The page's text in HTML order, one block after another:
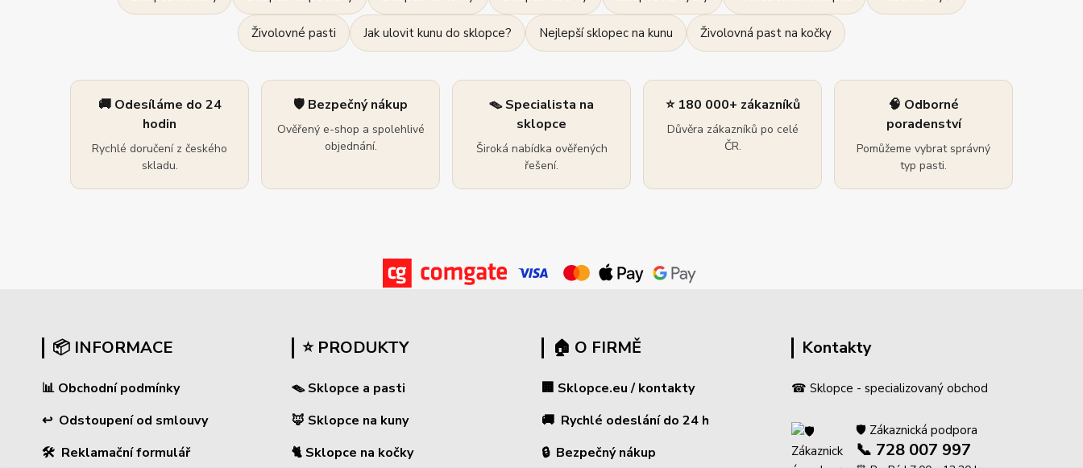
Živolovné pasti Jak ulovit kunu do sklopce? Nejlepší sklopec na kunu Živolovná past na kočky
🚚 Odesíláme do 24
hodin
Rychlé doručení z českého
skladu.
🛡️ Bezpečný nákup
Ověřený e-shop a spolehlivé
objednání.
🪤 Specialista na
sklopce
Široká nabídka ověřených
řešení.
⭐ 180 000+ zákazníků
Důvěra zákazníků po celé
ČR.
🧠 Odborné
poradenství
Pomůžeme vybrat správný
typ pasti.
📦 INFORMACE
📊 Obchodní podmínky
↩ Odstoupení od smlouvy
🛠 Reklamační formulář
⭐ PRODUKTY
🪤 Sklopce a pasti
🦊 Sklopce na kuny
🐈 Sklopce na kočky
🏠 O FIRMĚ
🏢 Sklopce.eu / kontakty
🚚 Rychlé odeslání do 24 h
🔒 Bezpečný nákup
Kontakty
☎ Sklopce - specializovaný obchod
🛡️ Zákaznická podpora
📞 728 007 997